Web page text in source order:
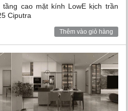
tầng cao mặt kính LowE kịch trần
Ciputra
Thêm vào giỏ hàng